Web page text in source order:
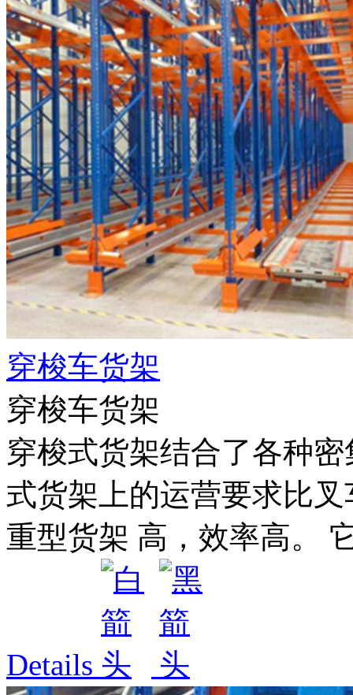
穿梭车货架
穿梭车货架
穿梭式货架结合了各种
式货架上的运营要求比
重型货架 高，效率高。
Details